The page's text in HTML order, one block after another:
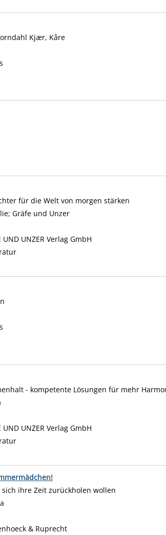
Kjær, Kåre
für die Welt von morgen stärken
; Gräfe und Unzer
UND UNZER Verlag GmbH
- kompetente Lösungen für mehr
UND UNZER Verlag GmbH
ihre Zeit zurückholen wollen
& Ruprecht